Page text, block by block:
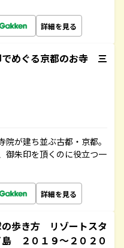
詳細を見る
めぐる京都のお寺 三
が建ち並ぶ古都・京都。
御朱印を頂くのに役立つ一
詳細を見る
歩き方 リゾートスタ
２０１９～２０２０